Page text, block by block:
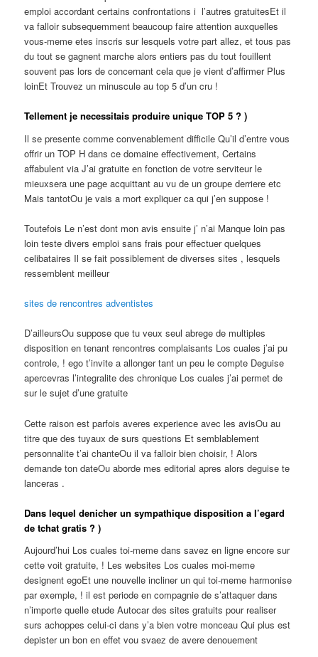
emploi accordant certains confrontations i l’autres gratuitesEt il
va falloir subsequemment beaucoup faire attention auxquelles
vous-meme etes inscris sur lesquels votre part allez, et tous pas
du tout se gagnent marche alors entiers pas du tout fouillent
souvent pas lors de concernant cela que je vient d’affirmer Plus
loinEt Trouvez un minuscule au top 5 d’un cru !
Tellement je necessitais produire unique TOP 5 ? )
Il se presente comme convenablement difficile Qu’il d’entre vous
offrir un TOP H dans ce domaine effectivement, Certains
affabulent via J’ai gratuite en fonction de votre serviteur le
mieuxsera une page acquittant au vu de un groupe derriere etc
Mais tantotOu je vais a mort expliquer ca qui j’en suppose !
Toutefois Le n’est dont mon avis ensuite j’ n’ai Manque loin pas
loin teste divers emploi sans frais pour effectuer quelques
celibataires Il se fait possiblement de diverses sites , lesquels
ressemblent meilleur
sites de rencontres adventistes
D’ailleursOu suppose que tu veux seul abrege de multiples
disposition en tenant rencontres complaisants Los cuales j’ai pu
controle, ! ego t’invite a allonger tant un peu le compte Deguise
apercevras l’integralite des chronique Los cuales j’ai permet de
sur le sujet d’une gratuite
Cette raison est parfois averes experience avec les avisOu au
titre que des tuyaux de surs questions Et semblablement
personnalite t’ai chanteOu il va falloir bien choisir, ! Alors
demande ton dateOu aborde mes editorial apres alors deguise te
lanceras .
Dans lequel denicher un sympathique disposition a l’egard
de tchat gratis ? )
Aujourd’hui Los cuales toi-meme dans savez en ligne encore sur
cette voit gratuite, ! Les websites Los cuales moi-meme
designent egoEt une nouvelle incliner un qui toi-meme harmonise
par exemple, ! il est periode en compagnie de s’attaquer dans
n’importe quelle etude Autocar des sites gratuits pour realiser
surs achoppes celui-ci dans y’a bien votre monceau Qui plus est
depister un bon en effet vou svaez de avere denouement